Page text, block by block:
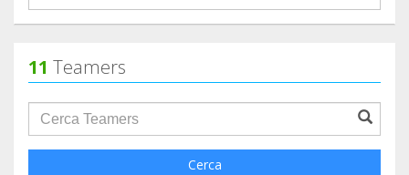
11 Teamers
groupProfile.searchForm.search.text???
Cerca